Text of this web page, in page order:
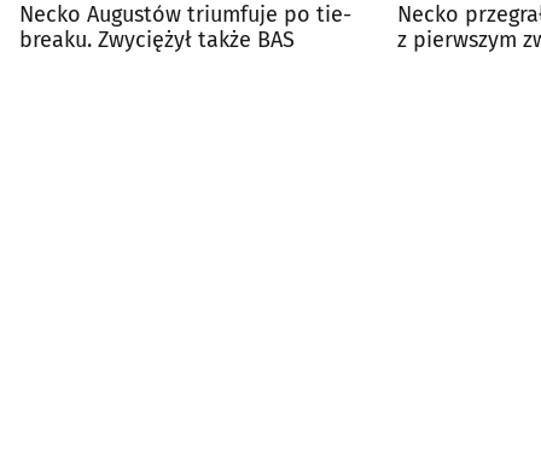
Necko Augustów triumfuje po tie-
breaku. Zwyciężył także BAS
Necko
z pierwszym